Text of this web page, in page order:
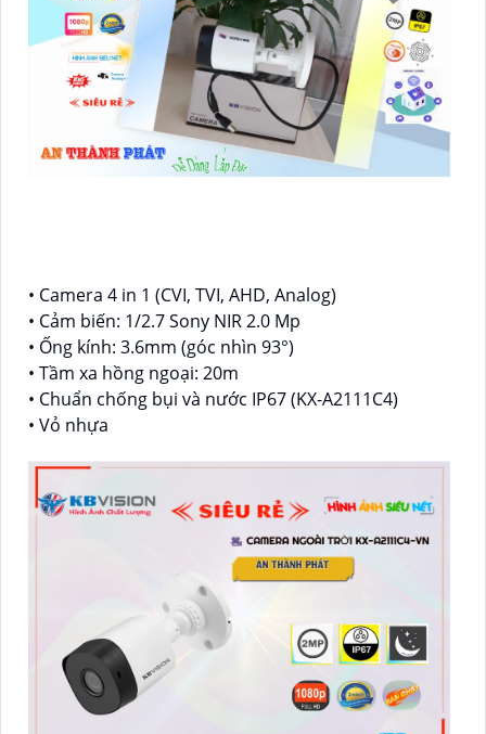
• Camera 4 in 1 (CVI, TVI, AHD, Analog)
• Cảm biến: 1/2.7 Sony NIR 2.0 Mp
• Ống kính: 3.6mm (góc nhìn 93°)
• Tầm xa hồng ngoại: 20m
• Chuẩn chống bụi và nước IP67 (KX-A2111C4)
• Vỏ nhựa